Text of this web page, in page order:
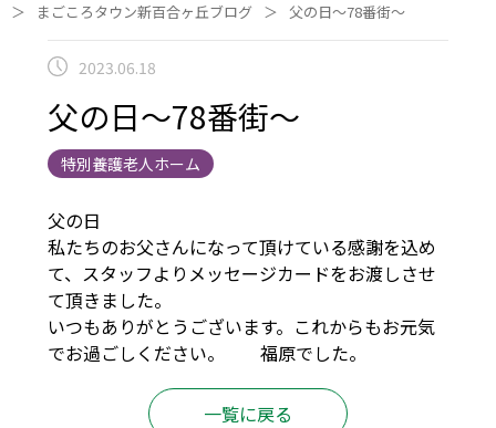
＞
まごころタウン新百合ヶ丘ブログ ＞ 父の日～78番街～
2023.06.18
父の日～78番街～
特別養護老人ホーム
父の日
私たちのお父さんになって頂けている感謝を込め
て、スタッフよりメッセージカードをお渡しさせ
て頂きました。
いつもありがとうございます。これからもお元気
でお過ごしください。 福原でした。
一覧に戻る